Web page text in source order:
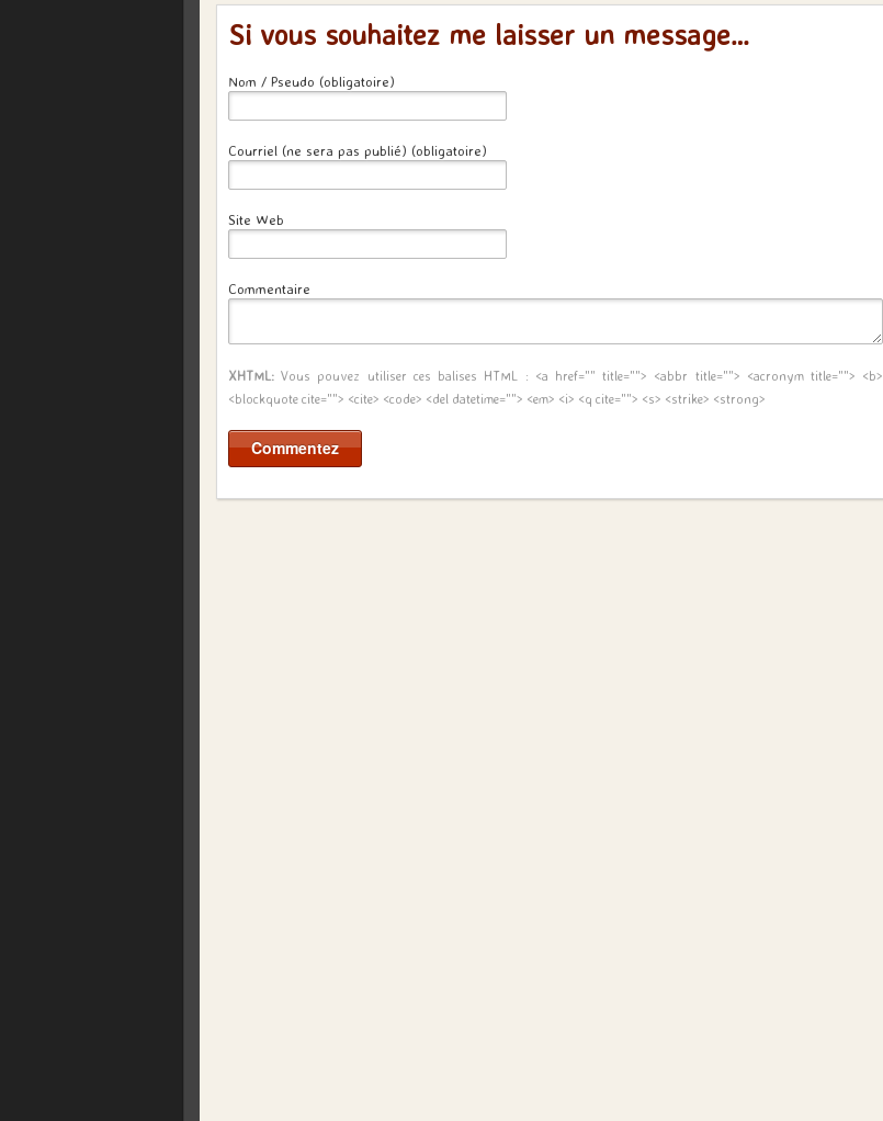
Si vous souhaitez me laisser un message…
Nom / Pseudo (obligatoire)
Courriel (ne sera pas publié) (obligatoire)
Site Web
Commentaire
XHTML: Vous pouvez utiliser ces balises HTML : <a href="" title=""> <abbr title=""> <acronym title=""> <b>
<blockquote cite=""> <cite> <code> <del datetime=""> <em> <i> <q cite=""> <s> <strike> <strong>